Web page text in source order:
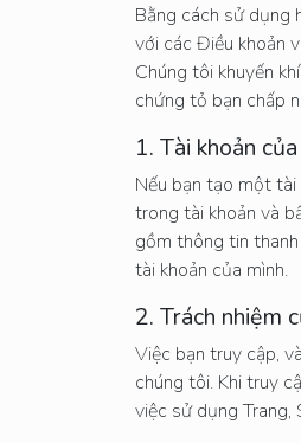
Bằng cách sử dụng
với các Điều khoản
Chúng tôi khuyến
chứng tỏ bạn chấp
1. Tài khoản
Nếu bạn tạo một
trong tài khoản và
gồm thông tin
tài khoản của mình.
2. Trách nhiệm
Việc bạn truy cập,
chúng tôi. Khi truy
việc sử dụng Trang,